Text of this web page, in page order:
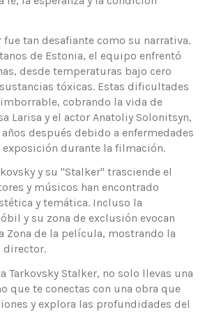
fue tan desafiante como su narrativa.
de Estonia, el equipo enfrentó
desde temperaturas bajo cero
tóxicas. Estas dificultades
cobrando la vida de
Larisa y el actor Anatoliy Solonitsyn,
después debido a enfermedades
exposición durante la filmación.
y su "Stalker" trasciende el
y músicos han encontrado
y temática. Incluso la
y su zona de exclusión evocan
Zona de la película, mostrando la
director.
Tarkovsky Stalker, no solo llevas una
que te conectas con una obra que
y explora las profundidades del